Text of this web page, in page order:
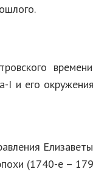
I и его
Елизаветы
(1740-е –